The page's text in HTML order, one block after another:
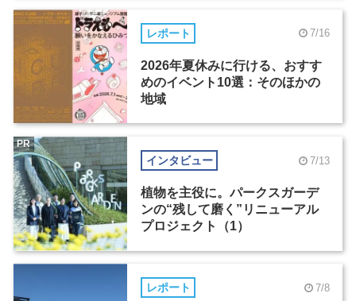
レポート 7/16
2026年夏休みに行ける、おすす
めのイベント10選：そのほかの
地域
インタビュー 7/13
植物を主役に。パークスガーデ
ンの“残して磨く”リニューアル
プロジェクト（1）
PR
レポート 7/8